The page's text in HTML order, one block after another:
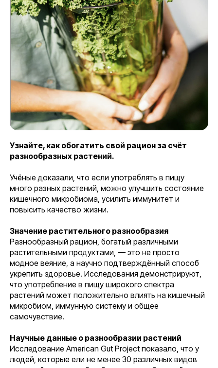
Узнайте, как обогатить свой рацион за счёт
разнообразных растений.
Учёные доказали, что если употреблять в пищу
много разных растений, можно улучшить состояние
кишечного микробиома, усилить иммунитет и
повысить качество жизни.
Значение растительного разнообразия
Разнообразный рацион, богатый различными
растительными продуктами, — это не просто
модное веяние, а научно подтверждённый способ
укрепить здоровье. Исследования демонстрируют,
что употребление в пищу широкого спектра
растений может положительно влиять на кишечный
микробиом, иммунную систему и общее
самочувствие.
Научные данные о разнообразии растений
Исследование American Gut Project показало, что у
людей, которые ели не менее 30 различных видов